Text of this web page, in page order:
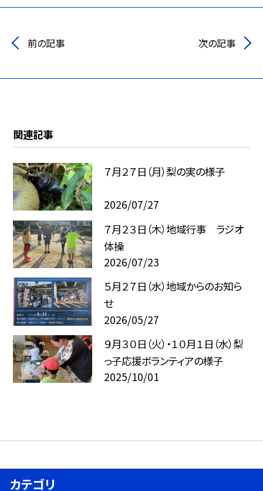
前の記事 次の記事
関連記事
７月２７日（月）梨の実の様子
2026/07/27
７月２３日（木）地域行事 ラジオ
体操
2026/07/23
５月２７日（水）地域からのお知ら
せ
2026/05/27
９月３０日（火）・１０月１日（水）梨
っ子応援ボランティアの様子
2025/10/01
カテゴリ